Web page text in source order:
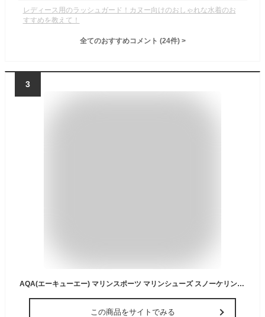
レディース用のラッシュガード！カヌー向けのおしゃれな水着のお
すすめを教えて！
全てのおすすめコメント (24件) >
3
AQA(エーキューエー) マリンスポーツ マリンシューズ スノーケリングシューズIII ブラック 26cm KW4472N
この商品をサイトでみる